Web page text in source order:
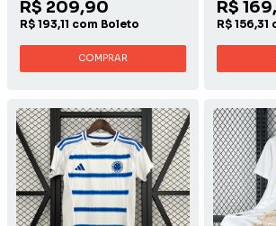
R$ 209,90
R$ 193,11 com Boleto
COMPRAR
R$
R$